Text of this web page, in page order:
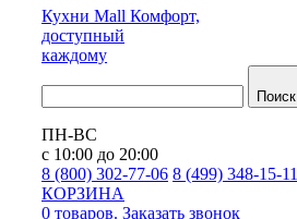
Кухни Mall Комфорт,
доступный
каждому
Поиск
ПН-ВС
с 10:00 до 20:00
8 (800) 302-77-06 8 (499) 348-15-11
КОРЗИНА
0 товаров. Заказать звонок